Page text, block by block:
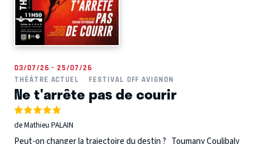
03/07/26 - 25/07/26
THÉÂTRE ACTUEL
FESTIVAL OFF AVIGNON
Ne t'arrête pas de courir
de Mathieu PALAIN
Peut-on changer la trajectoire du destin ? Toumany Coulibaly